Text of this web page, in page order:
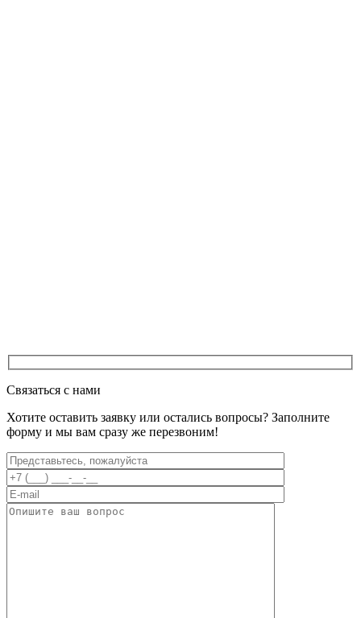
Связаться с нами
Хотите оставить заявку или остались вопросы? Заполните
форму и мы вам сразу же перезвоним!